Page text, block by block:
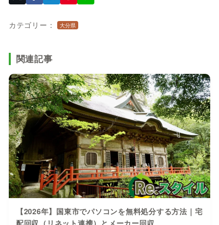
カテゴリー： 大分県
関連記事
【2026年】国東市でパソコンを無料処分する方法｜宅